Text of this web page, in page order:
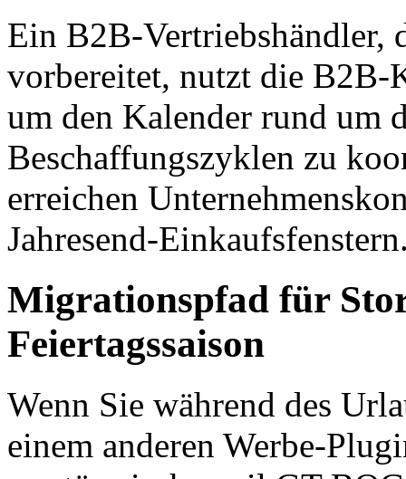
Ein B2B-Vertriebshändler,
vorbereitet, nutzt die B2B-
um den Kalender rund um
Beschaffungszyklen zu
erreichen
Jahresend-
Migrationspfad für
Feiertagssaison
Wenn Sie während des
einem anderen Werbe-